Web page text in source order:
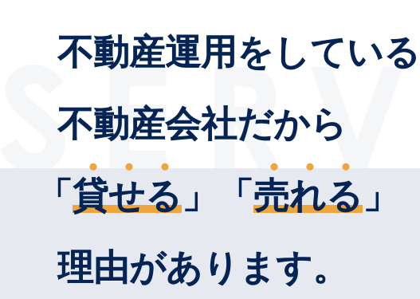
不動産運用をしている
不動産会社だから
「 貸せる 」「 売れる 」
理由があります。